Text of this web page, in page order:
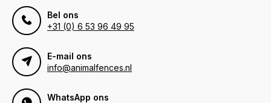
Bel ons
+31 (0) 6 53 96 49 95
E-mail ons
info@animalfences.nl
WhatsApp ons